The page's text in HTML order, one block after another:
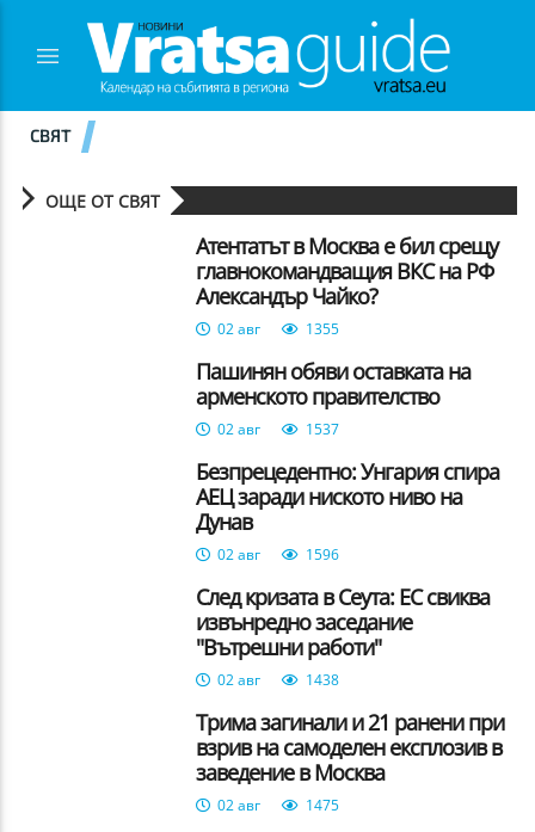
СВЯТ
ОЩЕ ОТ СВЯТ
Атентатът в Москва е бил срещу
главнокомандващия ВКС на РФ
Александър Чайко?
02 авг 1355
Пашинян обяви оставката на
арменското правителство
02 авг 1537
Безпрецедентно: Унгария спира
АЕЦ заради ниското ниво на
Дунав
02 авг 1596
След кризата в Сеута: ЕС свиква
извънредно заседание
"Вътрешни работи"
02 авг 1438
Трима загинали и 21 ранени при
взрив на самоделен експлозив в
заведение в Москва
02 авг 1475